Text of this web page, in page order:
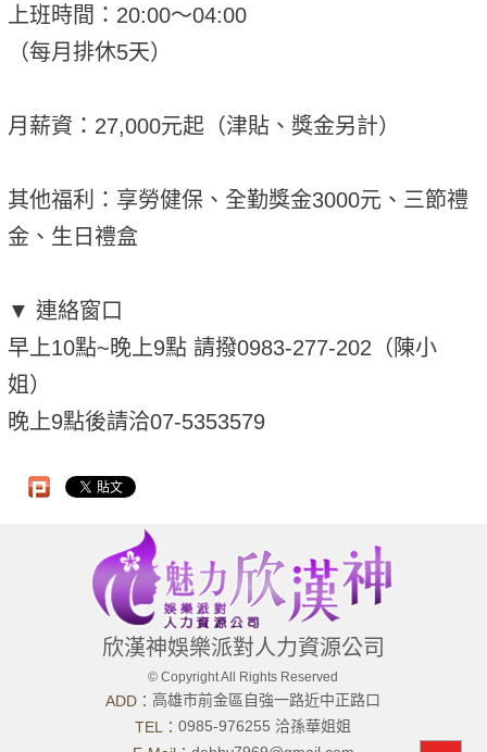
上班時間：20:00～04:00
（每月排休5天）
月薪資：27,000元起（津貼、獎金另計）
其他福利：享勞健保、全勤獎金3000元、三節禮
金、生日禮盒
▼ 連絡窗口
早上10點~晚上9點 請撥0983-277-202（陳小
姐）
晚上9點後請洽07-5353579
欣漢神娛樂派對人力資源公司
© Copyright All Rights Reserved
ADD： 高雄市前金區自強一路近中正路口
TEL：0985-976255 洽孫華姐姐